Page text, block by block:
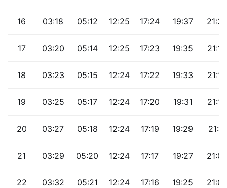
16 03:18 05:12 12:25 17:24 19:37 21:22
17 03:20 05:14 12:25 17:23 19:35 21:19
18 03:23 05:15 12:24 17:22 19:33 21:16
19 03:25 05:17 12:24 17:20 19:31 21:14
20 03:27 05:18 12:24 17:19 19:29 21:11
21 03:29 05:20 12:24 17:17 19:27 21:09
22 03:32 05:21 12:24 17:16 19:25 21:06